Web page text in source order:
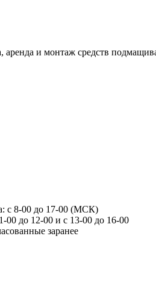
аренда и монтаж средств
с 8-00 до 17-00 (МСК)
00 до 12-00 и с 13-00 до 16-00
заранее